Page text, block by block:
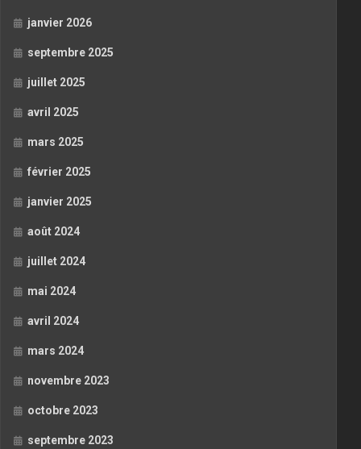
janvier 2026
septembre 2025
juillet 2025
avril 2025
mars 2025
février 2025
janvier 2025
août 2024
juillet 2024
mai 2024
avril 2024
mars 2024
novembre 2023
octobre 2023
septembre 2023